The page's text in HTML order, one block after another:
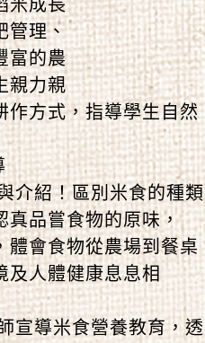
米成長
管理、
富的農
親力親
作方式，指導學生自然
介紹！區別米食的種類
真品嘗食物的原味，
體會食物從農場到餐桌
及人體健康息息相
宣導米食營養教育，透